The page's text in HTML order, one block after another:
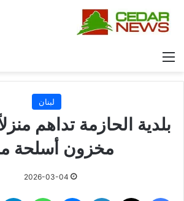
القائمة
لبنان
بلدية الحازمة تداهم
مخزون أسلحة
2026-03-04
فيسبوك لينكدإن ماسنجر واتساب